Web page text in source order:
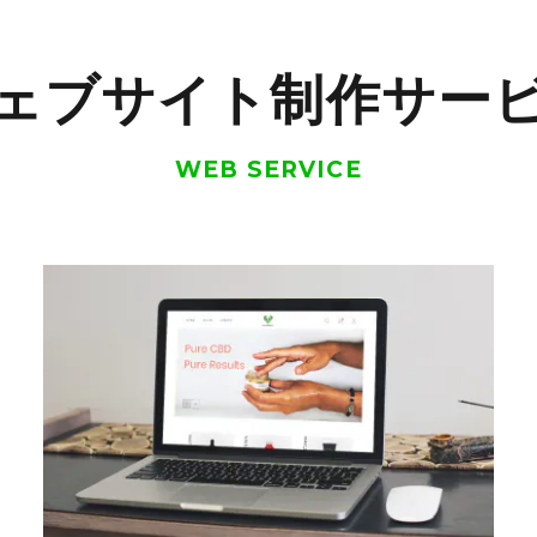
ブサイト制作サー
WEB SERVICE